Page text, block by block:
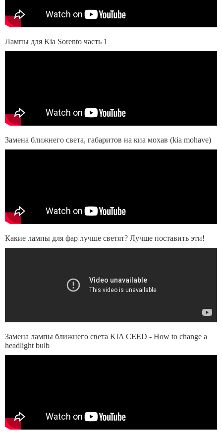
Лампы для Kia Sorento часть 1
Замена ближнего света, габаритов на киа мохав (kia mohave)
Какие лампы для фар лучше светят? Лучше поставить эти!
Замена лампы ближнего света KIA CEED - How to change a
headlight bulb